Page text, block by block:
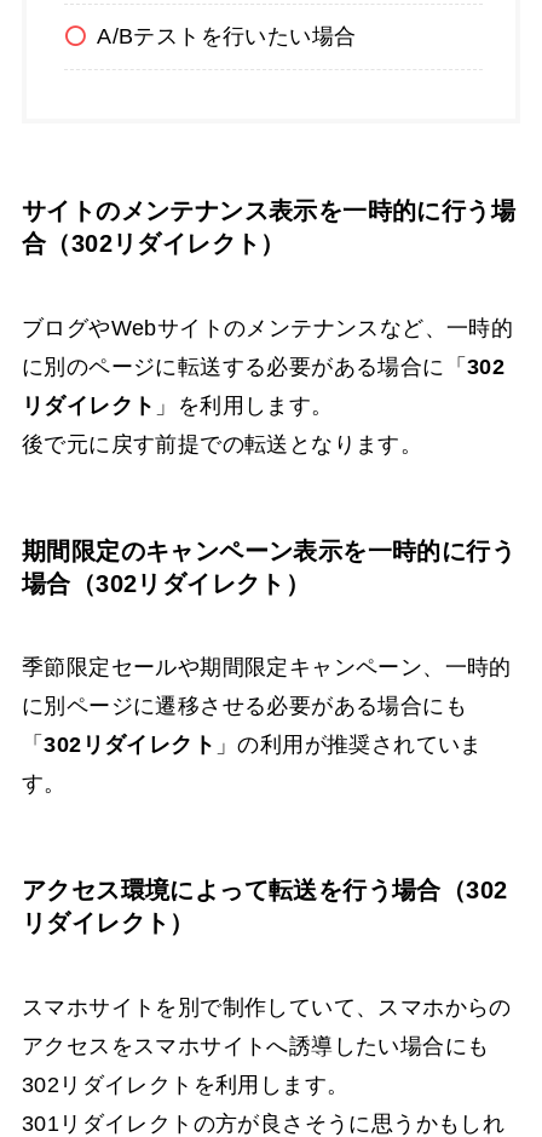
A/Bテストを行いたい場合
サイトのメンテナンス表示を一時的に行う場
合（302リダイレクト）
ブログやWebサイトのメンテナンスなど、一時的
に別のページに転送する必要がある場合に「 302
リダイレクト 」を利用します。
後で元に戻す前提での転送となります。
期間限定のキャンペーン表示を一時的に行う
場合（302リダイレクト）
季節限定セールや期間限定キャンペーン、一時的
に別ページに遷移させる必要がある場合にも
「302リダイレクト 」の利用が推奨されていま
す。
アクセス環境によって転送を行う場合（302
リダイレクト）
スマホサイトを別で制作していて、スマホからの
アクセスをスマホサイトへ誘導したい場合にも
302リダイレクトを利用します。
301リダイレクトの方が良さそうに思うかもしれ